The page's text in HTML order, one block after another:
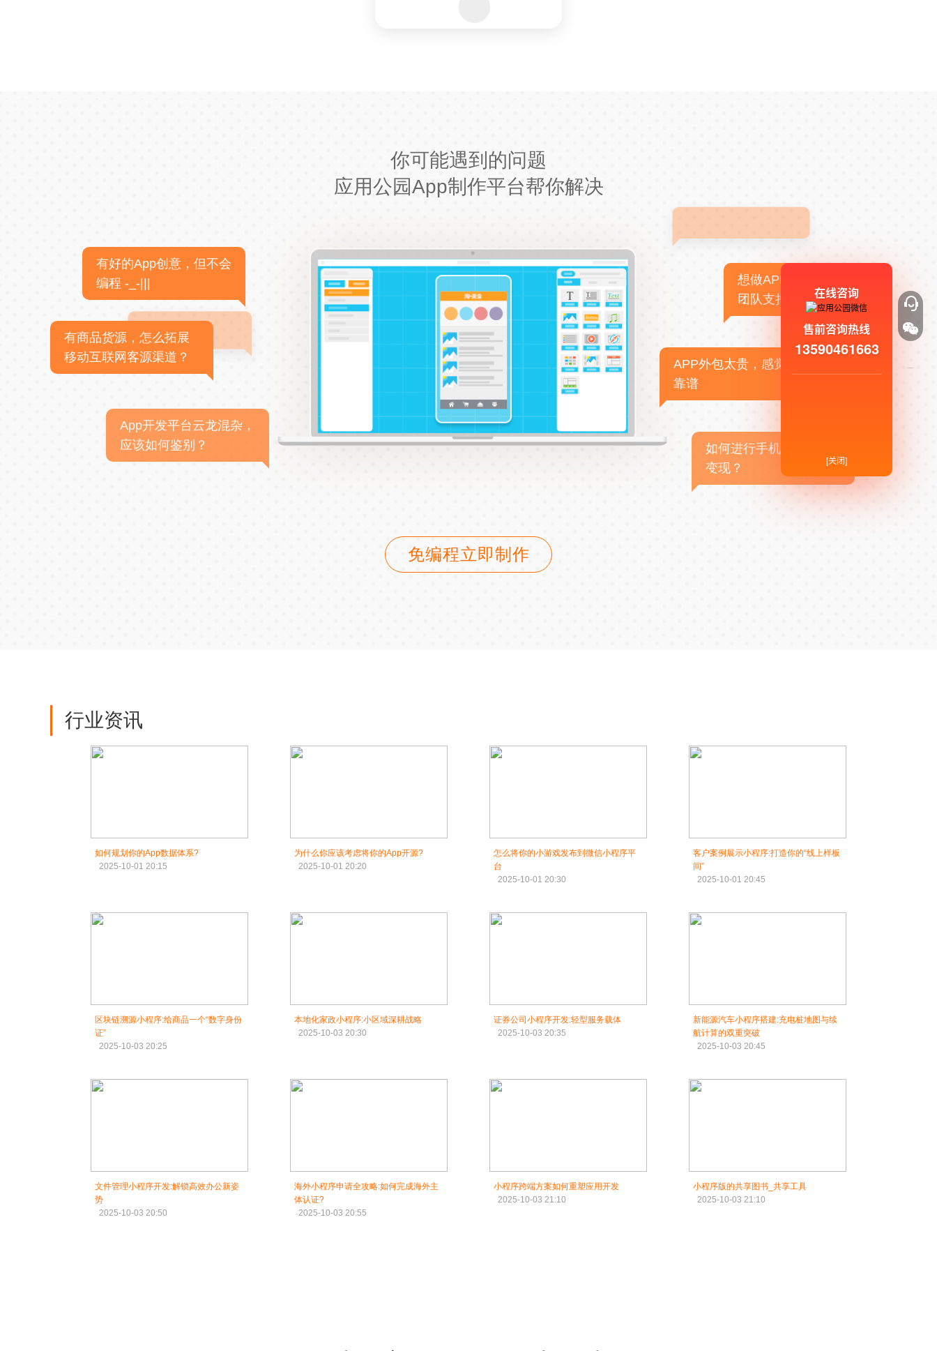
你可能遇到的问题
应用公园App制作平台帮你解决
有好的App创意，但不会
编程 -_-|||
有商品货源，怎么拓展
移动互联网客源渠道？
App开发平台云龙混杂，
应该如何鉴别？
想做APP，但没有技术
团队支持
APP外包太贵，感觉不
靠谱
如何进行手机APP商业
变现？
免编程立即制作
行业资讯
如何规划你的App数据体系?
2025-10-01 20:15
为什么你应该考虑将你的App开源?
2025-10-01 20:20
怎么将你的小游戏发布到微信小程序平
台
2025-10-01 20:30
客户案例展示小程序:打造你的“线上样板
间”
2025-10-01 20:45
区块链溯源小程序:给商品一个“数字身份
证”
2025-10-03 20:25
本地化家政小程序:小区域深耕战略
2025-10-03 20:30
证券公司小程序开发:轻型服务载体
2025-10-03 20:35
新能源汽车小程序搭建:充电桩地图与续
航计算的双重突破
2025-10-03 20:45
文件管理小程序开发:解锁高效办公新姿
势
2025-10-03 20:50
海外小程序申请全攻略:如何完成海外主
体认证?
2025-10-03 20:55
小程序跨端方案如何重塑应用开发
2025-10-03 21:10
小程序版的共享图书_共享工具
2025-10-03 21:10
在线咨询
售前咨询热线
13590461663
[关闭]